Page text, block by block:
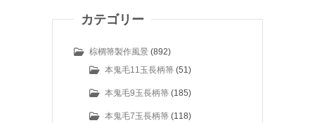
カテゴリー
棕櫚箒製作風景 (892)
本鬼毛11玉長柄箒 (51)
本鬼毛9玉長柄箒 (185)
本鬼毛7玉長柄箒 (118)